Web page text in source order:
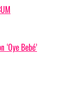
Bebé’